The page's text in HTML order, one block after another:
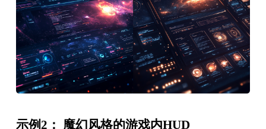
示例2： 魔幻风格的游戏内HUD